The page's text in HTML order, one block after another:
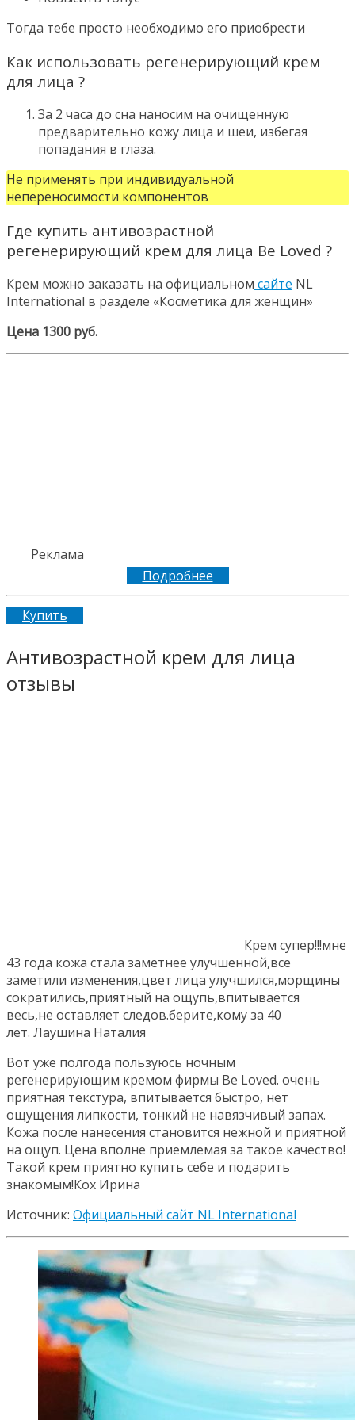
Тогда тебе просто необходимо его приобрести
Как использовать регенерирующий крем
для лица ?
За 2 часа до сна наносим на очищенную
предварительно кожу лица и шеи, избегая
попадания в глаза.
Не применять при индивидуальной
непереносимости компонентов
Где купить антивозрастной
регенерирующий крем для лица Be Loved ?
Крем можно заказать на официальном сайте NL
International в разделе «Косметика для женщин»
Цена 1300 руб.
Реклама
Подробнее
Купить
Антивозрастной крем для лица
отзывы
Крем супер!!!мне
43 года кожа стала заметнее улучшенной,все
заметили изменения,цвет лица улучшился,морщины
сократились,приятный на ощупь,впитывается
весь,не оставляет следов.берите,кому за 40
лет. Лаушина Наталия
Вот уже полгода пользуюсь ночным
регенерирующим кремом фирмы Be Lоved. очень
приятная текстура, впитывается быстро, нет
ощущения липкости, тонкий не навязчивый запах.
Кожа после нанесения становится нежной и приятной
на ощуп. Цена вполне приемлемая за такое качество!
Такой крем приятно купить себе и подарить
знакомым!Кох Ирина
Источник: Официальный сайт NL International